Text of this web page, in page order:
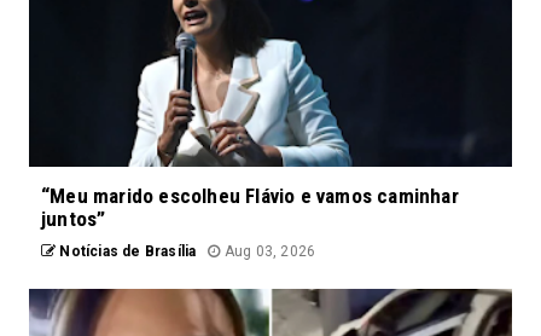
“Meu marido escolheu Flávio e vamos caminhar
juntos”
Notícias de Brasília Aug 03, 2026